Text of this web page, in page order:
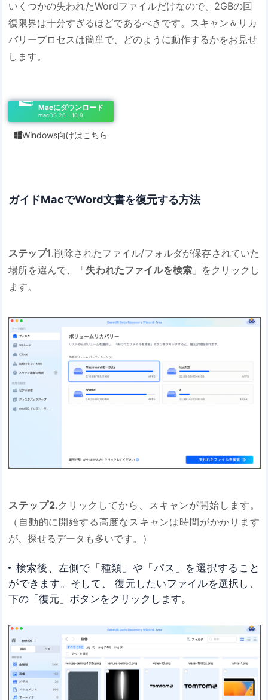
いくつかの失われたWordファイルだけなので、2GBの回
復限界は十分すぎるほどであるべきです。スキャン＆リカ
バリープロセスは簡単で、どのように動作するかをお見せ
します。
Macにダウンロード
macOS 26 - 10.9
Windows向けはこちら
ガイドMacでWord文書を復元する方法
ステップ1.削除されたファイル/フォルダが保存されていた
場所を選んで、「失われたファイルを検索」をクリックし
ます。
ステップ2.クリックしてから、スキャンが開始します。
（自動的に開始する高度なスキャンは時間がかかります
が、探せるデータも多いです。）
検索後、左側で「種類」や「パス」を選択すること
ができます。そして、 復元したいファイルを選択し、
下の「復元」ボタンをクリックします。